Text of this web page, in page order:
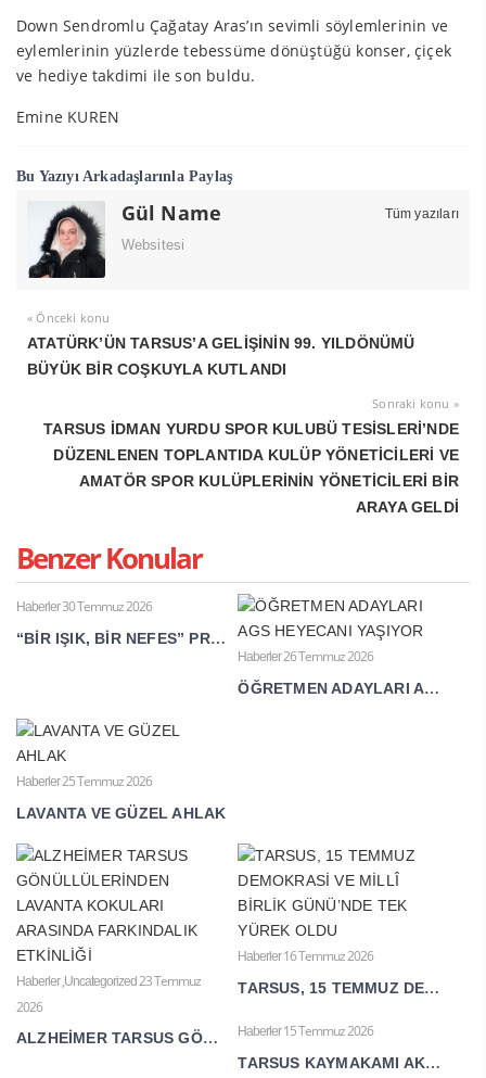
Down Sendromlu Çağatay Aras’ın sevimli söylemlerinin ve
eylemlerinin yüzlerde tebessüme dönüştüğü konser, çiçek
ve hediye takdimi ile son buldu.
Emine KUREN
Bu Yazıyı Arkadaşlarınla Paylaş
Gül Name Tüm yazıları
Websitesi
« Önceki konu
ATATÜRK’ÜN TARSUS’A GELİŞİNİN 99. YILDÖNÜMÜ
BÜYÜK BİR COŞKUYLA KUTLANDI
Sonraki konu »
TARSUS İDMAN YURDU SPOR KULUBÜ TESİSLERİ’NDE
DÜZENLENEN TOPLANTIDA KULÜP YÖNETİCİLERİ VE
AMATÖR SPOR KULÜPLERİNİN YÖNETİCİLERİ BİR
ARAYA GELDİ
Benzer Konular
Haberler30 Temmuz 2026
“BİR IŞIK, BİR NEFES” PROJESİ ULUSLARARASI BİLİM DÜNYASINDA
Haberler26 Temmuz 2026
ÖĞRETMEN ADAYLARI AGS HEYECANI YAŞIYOR
Haberler25 Temmuz 2026
LAVANTA VE GÜZEL AHLAK
Haberler,Uncategorized 23 Temmuz
2026
ALZHEİMER TARSUS GÖNÜLLÜLERİNDEN LAVANTA KOKULARI ARASINDA FARKINDALIK ETKİNLİĞİ
Haberler16 Temmuz 2026
TARSUS, 15 TEMMUZ DEMOKRASİ VE MİLLÎ BİRLİK GÜNÜ’NDE TEK YÜREK OLDU
Haberler15 Temmuz 2026
TARSUS KAYMAKAMI AKYÜZ’DEN 15 TEMMUZ MESAJI